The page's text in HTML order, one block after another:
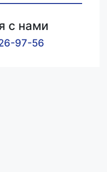
с нами
97-56